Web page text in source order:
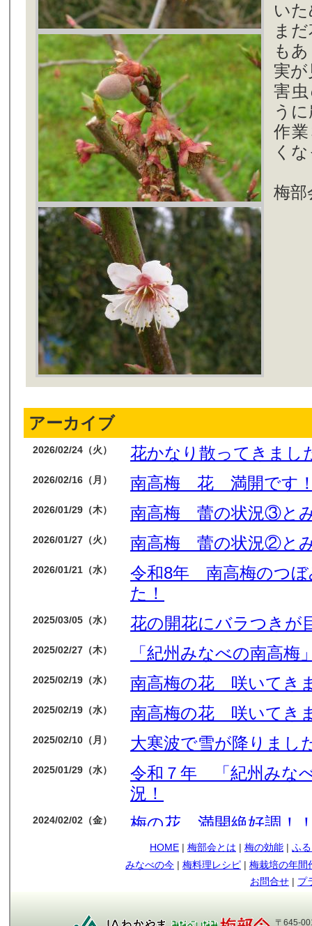
い
ま
も
実
害
う
作
く
梅
アーカイブ
2026/02/24（火） 花かなり散ってきま
2026/02/16（月） 南高梅 花 満開です
2026/01/29（木） 南高梅 蕾の状況③と
2026/01/27（火） 南高梅 蕾の状況②と
2026/01/21（水）
令和8年 南高梅のつぼ
た！
2025/03/05（水） 花の開花にバラつきが
2025/02/27（木） 「紀州みなべの南高
2025/02/19（水） 南高梅の花 咲いてき
2025/02/19（水） 南高梅の花 咲いてき
2025/02/10（月） 大寒波で雪が降りまし
2025/01/29（水）
令和７年 「紀州みな
況！
2024/02/02（金） 梅の花 満開絶好調！
今年も梅の花順調です
もう少しで収獲です
順調に育ってます
HOME | 梅部会とは | 梅の効能 | ふ
みなべの今 | 梅料理レシピ | 梅栽培の年間
お問合せ | プ
〒645-